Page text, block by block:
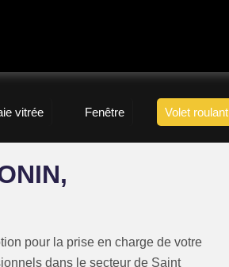
vitrée Fenêtre Volet roulant
pour la prise en charge de votre
dans le secteur de Saint